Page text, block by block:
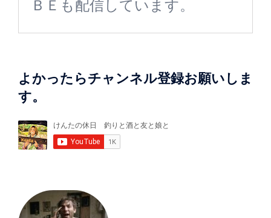
ＢＥも配信しています。
よかったらチャンネル登録お願いしま
す。